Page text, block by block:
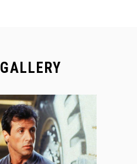
GALLERY